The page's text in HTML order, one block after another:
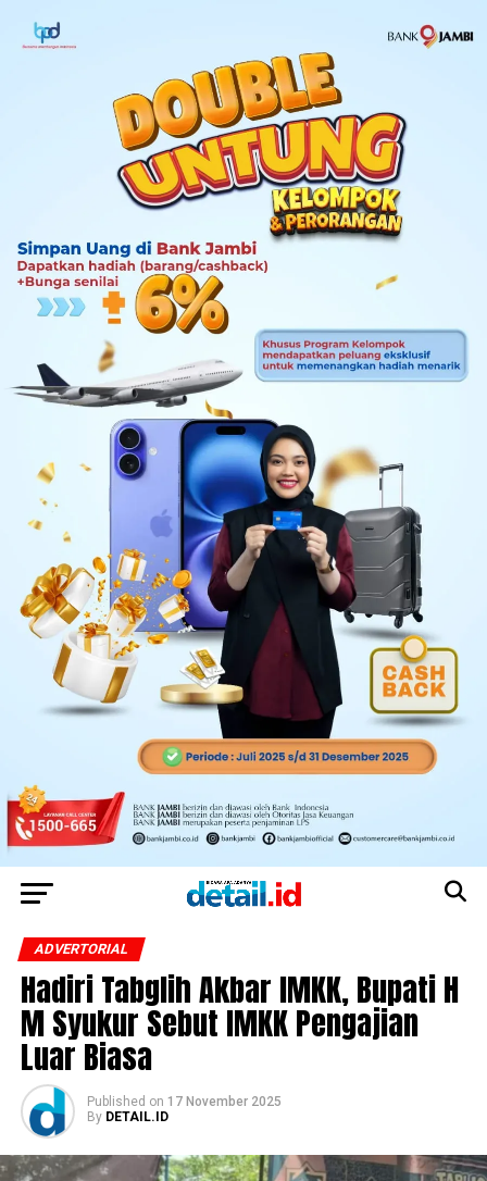
ADVERTORIAL
Hadiri Tabglih Akbar IMKK, Bupati H
M Syukur Sebut IMKK Pengajian
Luar Biasa
Published on 17 November 2025
By DETAIL.ID